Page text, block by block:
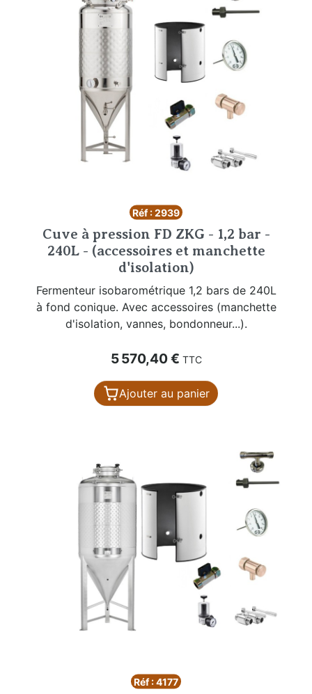
Réf : 2939
Cuve à pression FD ZKG - 1,2 bar -
240L - (accessoires et manchette
d'isolation)
Fermenteur isobarométrique 1,2 bars de 240L
à fond conique. Avec accessoires (manchette
d'isolation, vannes, bondonneur...).
Prix
5 570,40 € TTC
Ajouter au panier
Réf : 4177